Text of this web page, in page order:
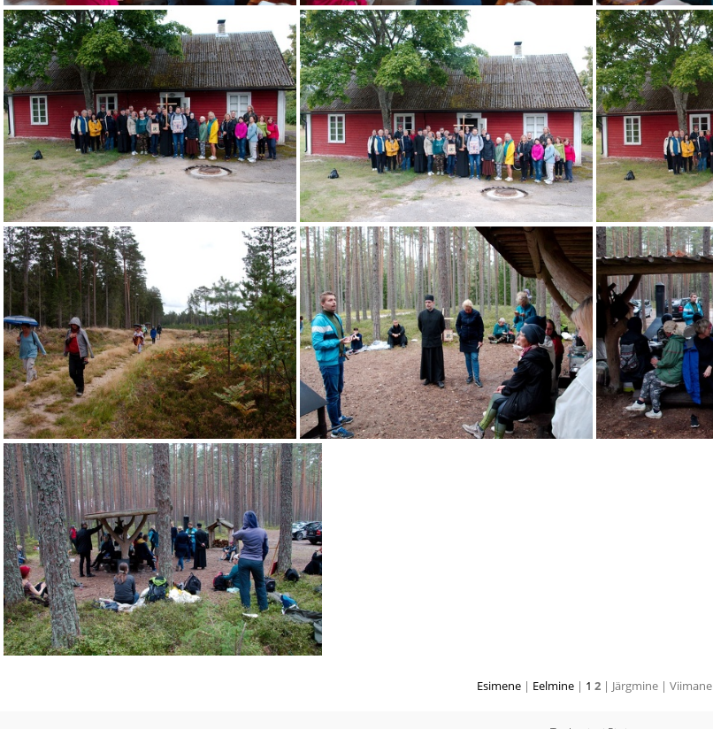
IMG 5624 IMG 5625
IMG 5631 IMG 5632
IMG 5635
Esimene | Eelmine | 1 2 | Järgmine | Viimane